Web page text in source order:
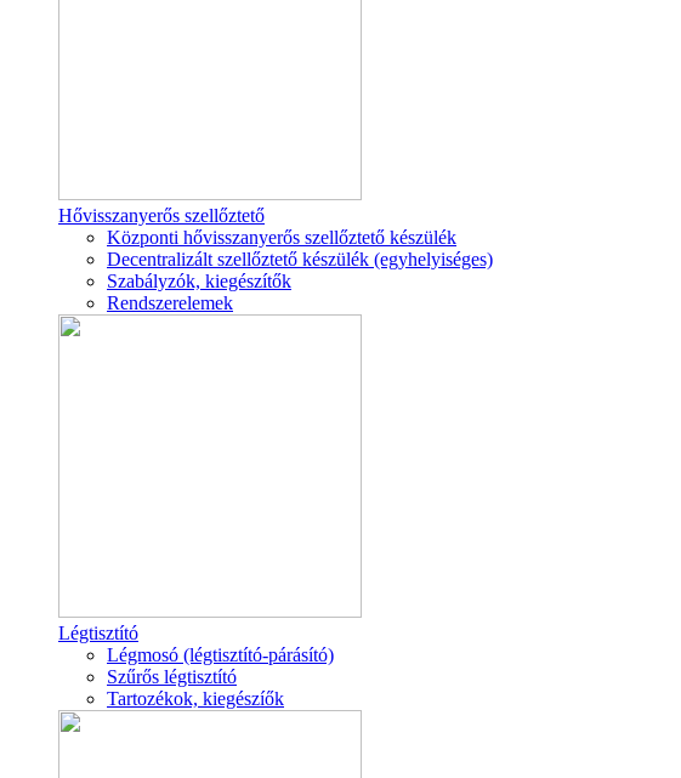
Hővisszanyerős szellőztető
Központi hővisszanyerős szellőztető készülék
Decentralizált szellőztető készülék (egyhelyiséges)
Szabályzók, kiegészítők
Rendszerelemek
Légtisztító
Légmosó (légtisztító-párásító)
Szűrős légtisztító
Tartozékok, kiegészíők